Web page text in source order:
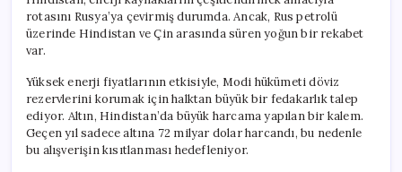
rotasını Rusya’ya çevirmiş durumda. Ancak, Rus petrolü
üzerinde Hindistan ve Çin arasında süren yoğun bir rekabet
var.
Yüksek enerji fiyatlarının etkisiyle, Modi hükümeti döviz
rezervlerini korumak için halktan büyük bir fedakarlık talep
ediyor. Altın, Hindistan’da büyük harcama yapılan bir kalem.
Geçen yıl sadece altına 72 milyar dolar harcandı, bu nedenle
bu alışverişin kısıtlanması hedefleniyor.